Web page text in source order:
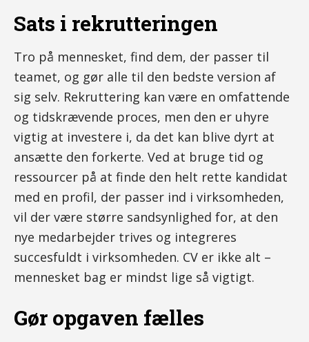
Sats i rekrutteringen
Tro på mennesket, find dem, der passer til
teamet, og gør alle til den bedste version af
sig selv. Rekruttering kan være en omfattende
og tidskrævende proces, men den er uhyre
vigtig at investere i, da det kan blive dyrt at
ansætte den forkerte. Ved at bruge tid og
ressourcer på at finde den helt rette kandidat
med en profil, der passer ind i virksomheden,
vil der være større sandsynlighed for, at den
nye medarbejder trives og integreres
succesfuldt i virksomheden. CV er ikke alt –
mennesket bag er mindst lige så vigtigt.
Gør opgaven fælles